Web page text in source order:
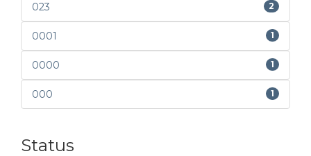
023 2
0001 1
0000 1
000 1
Status